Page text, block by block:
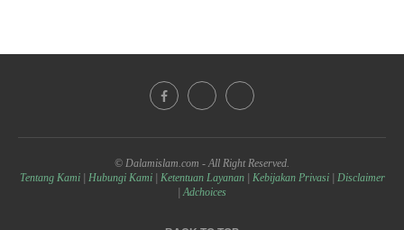
© Dalamislam.com - All Right Reserved.
Tentang Kami
Hubungi Kami| Ketentuan Layanan| Kebijakan Privasi| Disclaimer
|Adchoices